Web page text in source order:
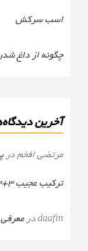
اسب سرکش
چگونه از داغ
آخرین دیدگاه‌ها
مرتضی افخمدر
ترکیب عجیب 3+3 رویت شد
daafinدرمعرفی بهترین فلش